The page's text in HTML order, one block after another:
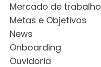
Mercado de trabalho
Metas e Objetivos
News
Onboarding
Ouvidoria